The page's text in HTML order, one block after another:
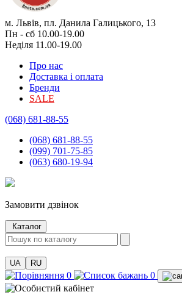
м. Львів, пл. Данила Галицького, 13
Пн - сб 10.00-19.00
Неділя 11.00-19.00
Про нас
Доставка і оплата
Бренди
SALE
(068) 681-88-55
(068) 681-88-55
(099) 701-75-85
(063) 680-19-94
Замовити дзвінок
Каталог
UA RU
0 0